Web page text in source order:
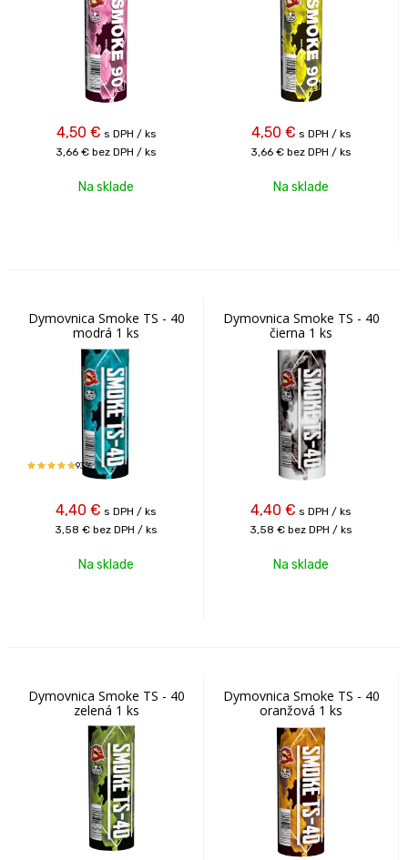
4,50 € s DPH / ks
3,66 € bez DPH / ks
Na sklade
4,50 € s DPH / ks
3,66 € bez DPH / ks
Na sklade
Dymovnica Smoke TS - 40
modrá 1 ks
93%
4,40 € s DPH / ks
3,58 € bez DPH / ks
Na sklade
Dymovnica Smoke TS - 40
čierna 1 ks
4,40 € s DPH / ks
3,58 € bez DPH / ks
Na sklade
Dymovnica Smoke TS - 40
zelená 1 ks
Dymovnica Smoke TS - 40
oranžová 1 ks